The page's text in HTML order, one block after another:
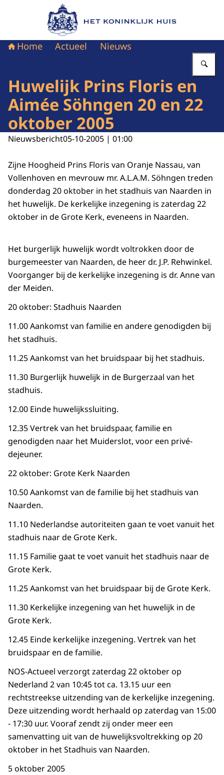
Naar de homepage van Het Koninklijk Huis
Home Actueel Nieuws
Huwelijk Prins Floris en
Aimée Söhngen 20 en 22
oktober 2005
Nieuwsbericht05-10-2005 | 01:00
Zijne Hoogheid Prins Floris van Oranje Nassau, van
Vollenhoven en mevrouw mr. A.L.A.M. Söhngen treden
donderdag 20 oktober in het stadhuis van Naarden in
het huwelijk. De kerkelijke inzegening is zaterdag 22
oktober in de Grote Kerk, eveneens in Naarden.
Het burgerlijk huwelijk wordt voltrokken door de
burgemeester van Naarden, de heer dr. J.P. Rehwinkel.
Voorganger bij de kerkelijke inzegening is dr. Anne van
der Meiden.
20 oktober: Stadhuis Naarden
11.00 Aankomst van familie en andere genodigden bij
het stadhuis.
11.25 Aankomst van het bruidspaar bij het stadhuis.
11.30 Burgerlijk huwelijk in de Burgerzaal van het
stadhuis.
12.00 Einde huwelijkssluiting.
12.35 Vertrek van het bruidspaar, familie en
genodigden naar het Muiderslot, voor een privé-
dejeuner.
22 oktober: Grote Kerk Naarden
10.50 Aankomst van de familie bij het stadhuis van
Naarden.
11.10 Nederlandse autoriteiten gaan te voet vanuit het
stadhuis naar de Grote Kerk.
11.15 Familie gaat te voet vanuit het stadhuis naar de
Grote Kerk.
11.25 Aankomst van het bruidspaar bij de Grote Kerk.
11.30 Kerkelijke inzegening van het huwelijk in de
Grote Kerk.
12.45 Einde kerkelijke inzegening. Vertrek van het
bruidspaar en de familie.
NOS-Actueel verzorgt zaterdag 22 oktober op
Nederland 2 van 10:45 tot ca. 13.15 uur een
rechtstreekse uitzending van de kerkelijke inzegening.
Deze uitzending wordt herhaald op zaterdag van 15:00
- 17:30 uur. Vooraf zendt zij onder meer een
samenvatting uit van de huwelijksvoltrekking op 20
oktober in het Stadhuis van Naarden.
5 oktober 2005